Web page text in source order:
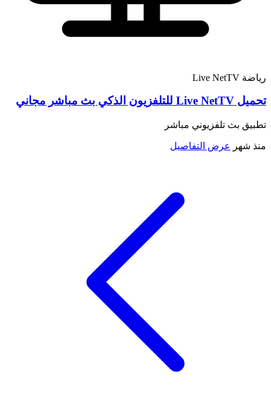
رياضة Live NetTV
تحميل Live NetTV للتلفزيون الذكي بث مباشر مجاني
تطبيق بث تلفزيوني مباشر
منذ شهر عرض التفاصيل